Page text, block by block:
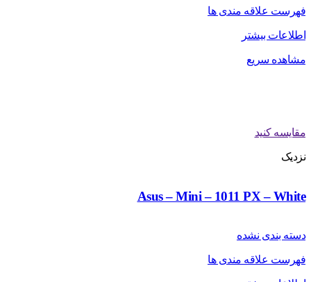
فهرست علاقه مندی ها
اطلاعات بیشتر
مشاهده سریع
مقایسه کنید
نزدیک
Asus – Mini – 1011 PX – White
دسته بندی نشده
فهرست علاقه مندی ها